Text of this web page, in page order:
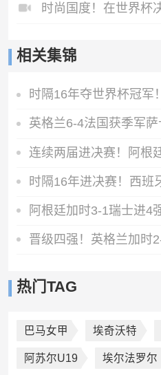
相关集锦
热门TAG
巴马女甲 埃奇沃特
阿苏尔U19 埃尔法罗尔